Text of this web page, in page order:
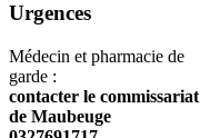
Urgences
Médecin et pharmacie de
garde :
contacter le commissariat
de Maubeuge